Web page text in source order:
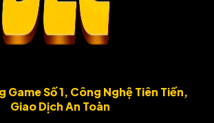
Game Số 1, Công Nghệ Tiên Tiến,
Giao Dịch An Toàn